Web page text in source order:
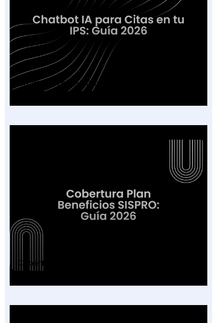
Chatbot IA para Citas en tu IPS: Guía 2026
Cobertura Plan Beneficios SISPRO: Guía 2026